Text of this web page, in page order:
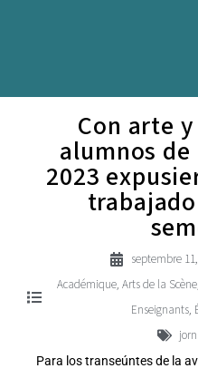
Con arte
alumnos
2023
septembre
Académique, Arts de la Scène,
Enseignants
Para los transeúntes de la